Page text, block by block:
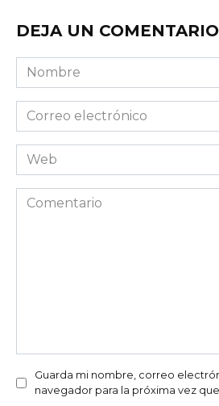
DEJA UN COMENTARIO
Nombre
Correo
electrónico
Web
Comentario
Guarda mi nombre, correo
navegador para la próxima vez